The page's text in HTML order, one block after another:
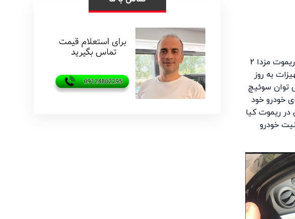
از جمله خودروهایی که در بین مردم دارای محبوبیت بسیاری می باشد مزدا است. ساخت سوئیچ مزدا 2 و ریموت مزدا 2
به روز
توان سوئیچ
خودرو خود
ریموت کیا
خودرو